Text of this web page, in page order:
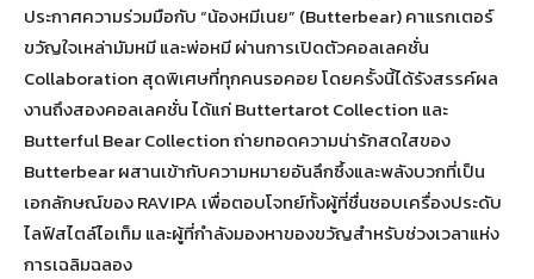
ประกาศความร่วมมือกับ “น้องหมีเนย” (Butterbear) คาแรกเตอร์
ขวัญใจเหล่ามัมหมี และพ่อหมี ผ่านการเปิดตัวคอลเลคชั่น
Collaboration สุดพิเศษที่ทุกคนรอคอย โดยครั้งนี้ได้รังสรรค์ผล
งานถึงสองคอลเลคชั่น ได้แก่ Buttertarot Collection และ
Butterful Bear Collection ถ่ายทอดความน่ารักสดใสของ
Butterbear ผสานเข้ากับความหมายอันลึกซึ้งและพลังบวกที่เป็น
เอกลักษณ์ของ RAVIPA เพื่อตอบโจทย์ทั้งผู้ที่ชื่นชอบเครื่องประดับ
ไลฟ์สไตล์ไอเท็ม และผู้ที่กำลังมองหาของขวัญสำหรับช่วงเวลาแห่ง
การเฉลิมฉลอง